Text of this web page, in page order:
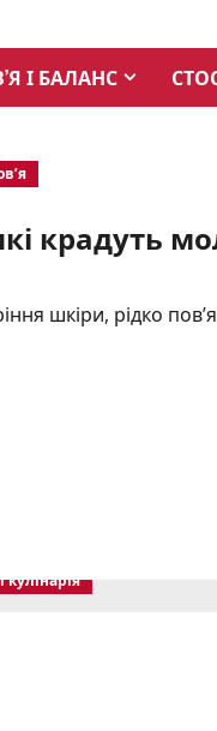
І БАЛАНС
крадуть
шкіри, рідко
кулінарія